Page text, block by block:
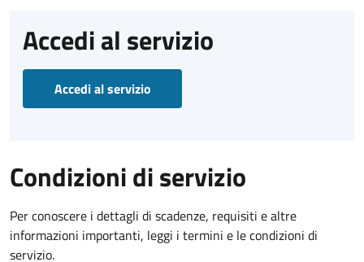
Accedi al servizio
Accedi al servizio
Condizioni di servizio
Per conoscere i dettagli di scadenze, requisiti e altre
informazioni importanti, leggi i termini e le condizioni di
servizio.